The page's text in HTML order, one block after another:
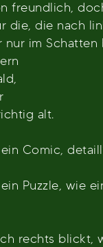
freundlich,
die, die nach
nur im Schatten
alt.
Comic,
Puzzle, wie
rechts blickt,